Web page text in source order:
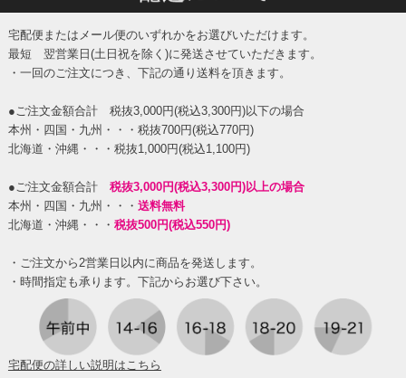
宅配便またはメール便のいずれかをお選びいただけます。
最短 翌営業日(土日祝を除く)に発送させていただきます。
・一回のご注文につき、下記の通り送料を頂きます。
●ご注文金額合計 税抜3,000円(税込3,300円)以下の場合
本州・四国・九州・・・税抜700円(税込770円)
北海道・沖縄・・・税抜1,000円(税込1,100円)
●ご注文金額合計 税抜3,000円(税込3,300円)以上の場合
本州・四国・九州・・・ 送料無料
北海道・沖縄・・・ 税抜500円(税込550円)
・ご注文から2営業日以内に商品を発送します。
・時間指定も承ります。下記からお選び下さい。
宅配便の詳しい説明はこちら